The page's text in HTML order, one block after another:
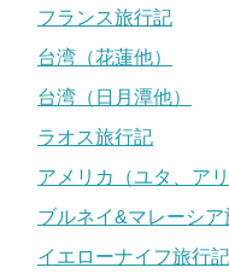
フランス旅行記
台湾（花蓮他）
台湾（日月潭他）
ラオス旅行記
アメリカ（ユタ、ア
ブルネイ&マレーシア
イエローナイフ旅行記